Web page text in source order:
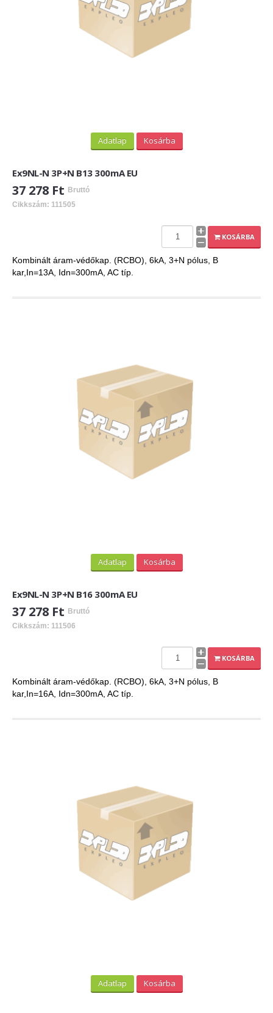
Adatlap Kosárba
Ex9NL-N 3P+N B13 300mA EU
37 278 Ft Bruttó
Cikkszám: 111505
KOSÁRBA
Kombinált áram-védőkap. (RCBO), 6kA, 3+N pólus, B
kar,In=13A, Idn=300mA, AC típ.
Adatlap Kosárba
Ex9NL-N 3P+N B16 300mA EU
37 278 Ft Bruttó
Cikkszám: 111506
KOSÁRBA
Kombinált áram-védőkap. (RCBO), 6kA, 3+N pólus, B
kar,In=16A, Idn=300mA, AC típ.
Adatlap Kosárba